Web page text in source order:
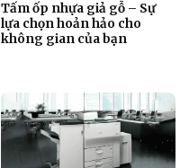
Tấm ốp nhựa giả gỗ – Sự
lựa chọn hoản hảo cho
không gian của bạn